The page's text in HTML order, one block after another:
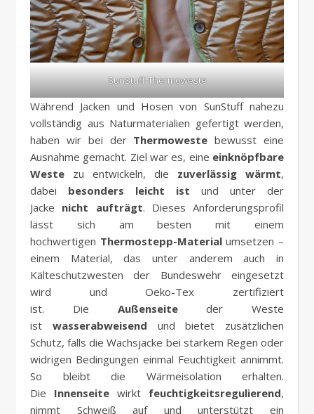
SunStuff-Thermoweste
Während Jacken und Hosen von SunStuff nahezu
vollständig aus Naturmaterialien gefertigt werden,
haben wir bei der Thermoweste bewusst eine
Ausnahme gemacht. Ziel war es, eine einknöpfbare
Weste zu entwickeln, die zuverlässig wärmt,
dabei besonders leicht ist und unter der
Jacke nicht aufträgt. Dieses Anforderungsprofil
lässt sich am besten mit einem
hochwertigen Thermostepp-Materialumsetzen –
einem Material, das unter anderem auch in
Kälteschutzwesten der Bundeswehr eingesetzt
wird und Oeko-Tex zertifiziert
ist. Die Außenseiteder Weste
ist wasserabweisend und bietet zusätzlichen
Schutz, falls die Wachsjacke bei starkem Regen oder
widrigen Bedingungen einmal Feuchtigkeit annimmt.
So bleibt die Wärmeisolation erhalten.
Die Innenseite wirkt feuchtigkeitsregulierend,
nimmt Schweiß auf und unterstützt ein